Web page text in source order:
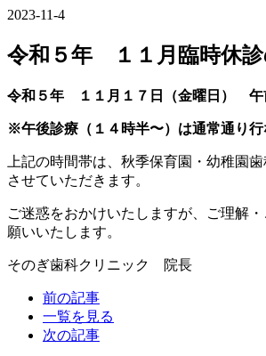
2023-11-4
令和５年 １１月臨時休
令和５年 １１月１７日（金曜日） 午
※午後診療（１４時半〜）は通常通り行
上記の時間帯は、秋季保育園・幼稚園
させていただきます。
ご迷惑をおかけいたしますが、ご理解
願いいたします。
そのぎ歯科クリニック 院長
前の記事
一覧を見る
次の記事